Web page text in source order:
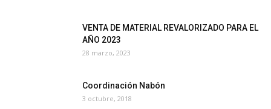
VENTA DE MATERIAL REVALORIZADO PARA EL
AÑO 2023
28 marzo, 2023
Coordinación Nabón
3 octubre, 2018